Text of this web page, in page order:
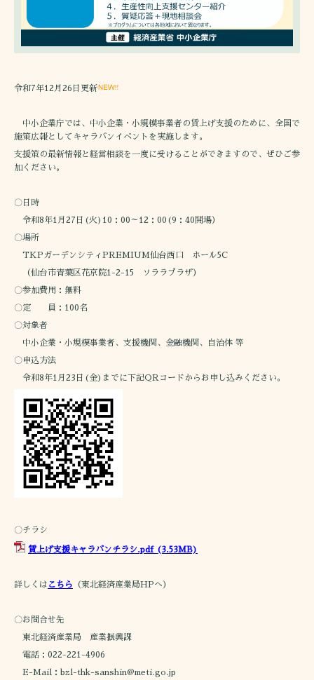
令和7年12月26日更新
中小企業庁では、中小企業・小規模事業者の賃上げ支援のために、全国で
施策広報としてキャラバンイベントを実施します。
支援策の最新情報と経営相談を一度に受けることができますので、ぜひご参
加ください。
〇日時
令和8年1月27日(火)10：00～12：00(9：40開場）
〇場所
TKPガーデンシティPREMIUM仙台西口 ホール5C
（仙台市青葉区花京院1-2-15 ソララプラザ）
〇参加費用：無料
〇定 員：100名
〇対象者
中小企業・小規模事業者、支援機関、金融機関、自治体 等
〇申込方法
令和8年1月23日(金)までに下記QRコードからお申し込みください。
〇チラシ
賃上げ支援キャラバンチラシ.pdf(3.53MB)
詳しくは こちら （東北経済産業局HPへ）
〇お問合せ先
東北経済産業局 産業振興課
電話：022-221-4906
E-Mail：bzl-thk-sanshin@meti.go.jp